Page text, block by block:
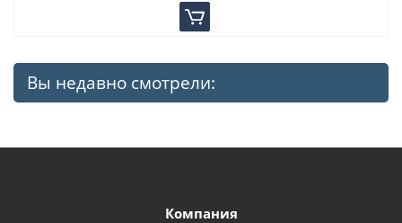
Вы недавно смотрели:
Компания